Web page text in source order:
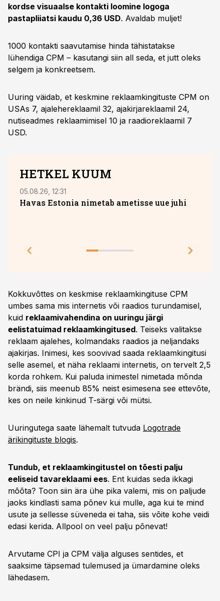
kordse visuaalse kontakti loomine logoga
pastapliiatsi kaudu 0,36 USD. Avaldab muljet!
1000 kontakti saavutamise hinda tähistatakse
lühendiga CPM – kasutangi siin all seda, et jutt oleks
selgem ja konkreetsem.
Uuring väidab, et keskmine reklaamkingituste CPM on
USAs 7, ajalehereklaamil 32, ajakirjareklaamil 24,
nutiseadmes reklaamimisel 10 ja raadioreklaamil 7
USD.
HETKEL KUUM
05.08.26, 12:31
Havas Estonia nimetab ametisse uue juhi
Kokkuvõttes on keskmise reklaamkingituse CPM
umbes sama mis internetis või raadios turundamisel,
kuid reklaamivahendina on uuringu järgi
eelistatuimad reklaamkingitused. Teiseks valitakse
reklaam ajalehes, kolmandaks raadios ja neljandaks
ajakirjas. Inimesi, kes soovivad saada reklaamkingitusi
selle asemel, et näha reklaami internetis, on tervelt 2,5
korda rohkem. Kui paluda inimestel nimetada mõnda
brändi, siis meenub 85% neist esimesena see ettevõte,
kes on neile kinkinud T-särgi või mütsi.
Uuringutega saate lähemalt tutvuda Logotrade
ärikingituste blogis.
Tundub, et reklaamkingitustel on tõesti palju
eeliseid tavareklaami ees. Ent kuidas seda ikkagi
mõõta? Toon siin ära ühe pika valemi, mis on paljude
jaoks kindlasti sama põnev kui mulle, aga kui te mind
usute ja sellesse süveneda ei taha, siis võite kohe veidi
edasi kerida. Allpool on veel palju põnevat!
Arvutame CPI ja CPM välja alguses sentides, et
saaksime täpsemad tulemused ja ümardamine oleks
lähedasem.